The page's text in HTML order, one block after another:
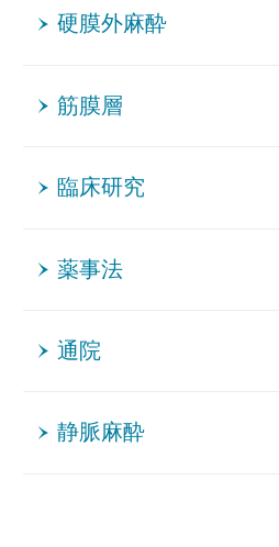
硬膜外麻酔
筋膜層
臨床研究
薬事法
通院
静脈麻酔